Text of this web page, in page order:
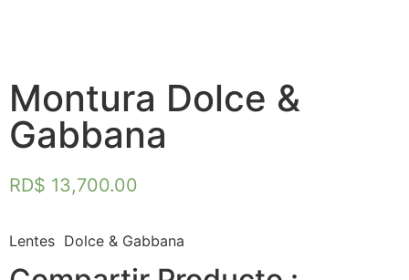
Montura Dolce &
Gabbana
RD$ 13,700.00
Lentes Dolce & Gabbana